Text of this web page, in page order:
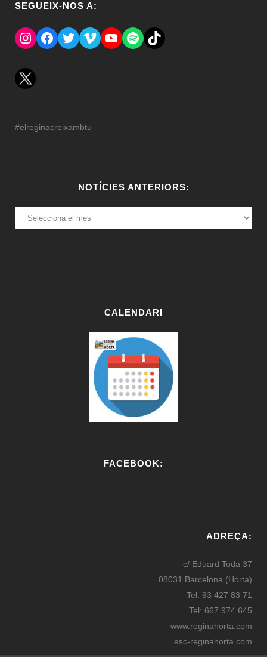
SEGUEIX-NOS A:
Instagram
Facebook
TwitterVimeoYouTube
SpotifyEl Tik Tok del Regina.
#elreginacreixambtu
NOTÍCIES ANTERIORS:
NOTÍCIES
ANTERIORS:
CALENDARI
FACEBOOK:
ADREÇA:
c/ Eduard Toda 37
08031 Barcelona (Horta)
Tel: 93 427 83 71
Tel: 667 974 645
www.reginahorta.com
esc-reginahorta.com